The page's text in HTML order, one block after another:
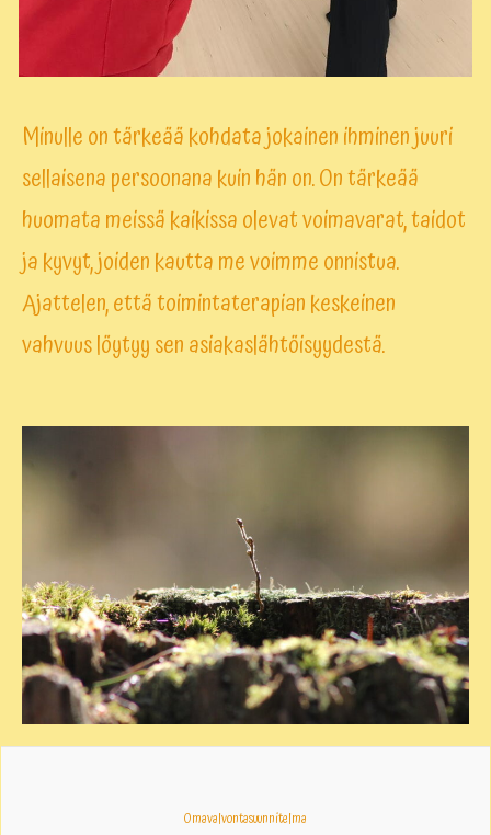
Minulle on tärkeää kohdata jokainen ihminen juuri
sellaisena persoonana kuin hän on. On tärkeää
huomata meissä kaikissa olevat voimavarat, taidot
ja kyvyt, joiden kautta me voimme onnistua.
Ajattelen, että toimintaterapian keskeinen
vahvuus löytyy sen asiakaslähtöisyydestä.
Omavalvontasuunnitelma